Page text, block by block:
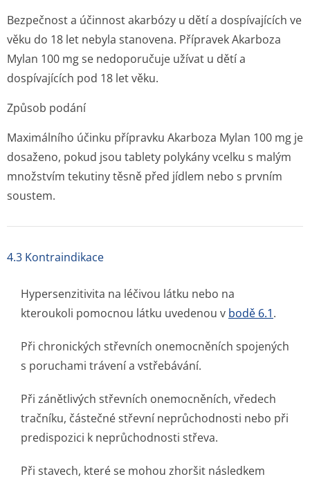
Bezpečnost a účinnost akarbózy u dětí a dospívajících ve
věku do 18 let nebyla stanovena. Přípravek Akarboza
Mylan 100 mg se nedoporučuje užívat u dětí a
dospívajících pod 18 let věku.
Způsob podání
Maximálního účinku přípravku Akarboza Mylan 100 mg je
dosaženo, pokud jsou tablety polykány vcelku s malým
množstvím tekutiny těsně před jídlem nebo s prvním
soustem.
4.3 Kontraindikace
Hypersenzitivita na léčivou látku nebo na
kteroukoli pomocnou látku uvedenou v bodě 6.1.
Při chronických střevních onemocněních spojených
s poruchami trávení a vstřebávání.
Při zánětlivých střevních onemocněních, vředech
tračníku, částečné střevní neprůchodnosti nebo při
predispozici k neprůchodnosti střeva.
Při stavech, které se mohou zhoršit následkem